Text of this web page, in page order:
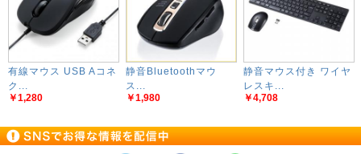
有線マウス USB Aコネ
ク...
￥1,280
静音Bluetoothマウ
ス...
￥1,980
静音マウス付き ワイヤ
レスキ...
￥4,708